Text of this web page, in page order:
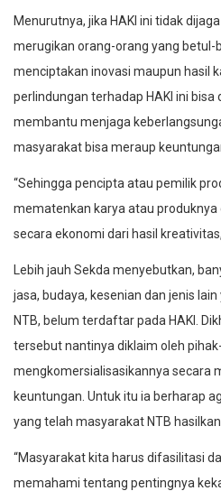
Menurutnya, jika HAKI ini tidak
merugikan orang-orang yang betul-
menciptakan inovasi maupun hasil
perlindungan terhadap HAKI ini
membantu menjaga
masyarakat bisa meraup
“Sehingga pencipta atau pemilik
mematenkan karya atau
secara ekonomi dari hasil
Lebih jauh Sekda menyebutkan,
jasa, budaya, kesenian dan jenis
NTB, belum terdaftar pada HAKI.
tersebut nantinya diklaim oleh
mengkomersialisasikannya secara
keuntungan. Untuk itu ia berharap
yang telah masyarakat NTB
“Masyarakat kita harus difasilitasi
memahami tentang pentingnya